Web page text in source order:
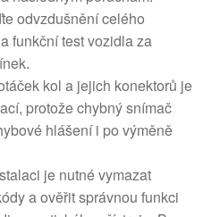
odvzdušnění celého
funkční test vozidla za
kol a jejich konektorů je
protože chybný snímač
hlášení i po výměně
je nutné vymazat
a ověřit správnou funkci